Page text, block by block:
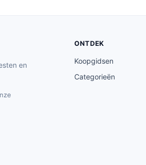
en
ONTDEK
Koopgidsen
Categorieën